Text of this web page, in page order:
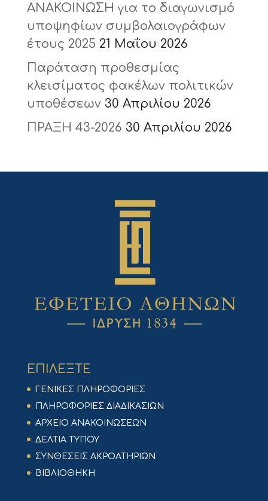
ΑΝΑΚΟΙΝΩΣΗ για το διαγωνισμό
υποψηφίων συμβολαιογράφων
έτους 2025 21 Μαΐου 2026
Παράταση προθεσμίας
κλεισίματος φακέλων πολιτικών
υποθέσεων 30 Απριλίου 2026
ΠΡΑΞΗ 43-2026 30 Απριλίου 2026
ΕΠΙΛΕΞΤΕ
ΓΕΝΙΚΕΣ ΠΛΗΡΟΦΟΡΙΕΣ
ΠΛΗΡΟΦΟΡΙΕΣ ΔΙΑΔΙΚΑΣΙΩΝ
ΑΡΧΕΙΟ ΑΝΑΚΟΙΝΩΣΕΩΝ
ΔΕΛΤΙΑ ΤΥΠΟΥ
ΣΥΝΘΕΣΕΙΣ ΑΚΡΟΑΤΗΡΙΩΝ
ΒΙΒΛΙΟΘΗΚΗ